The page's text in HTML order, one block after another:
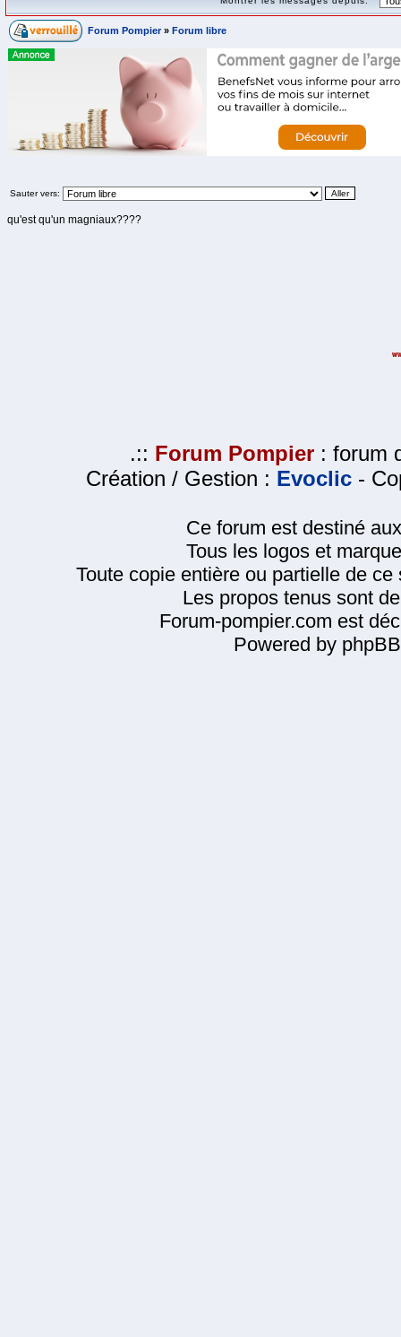
Forum Pompier » Forum libre
Sauter vers:
qu'est qu'un magniaux????
.:: Forum Pompier : forum
Création / Gestion : Evoclic -
Ce forum est destiné
Tous les logos et
Toute copie entière ou partielle de
Les propos tenus sont
Forum-pompier.com est
Powered by